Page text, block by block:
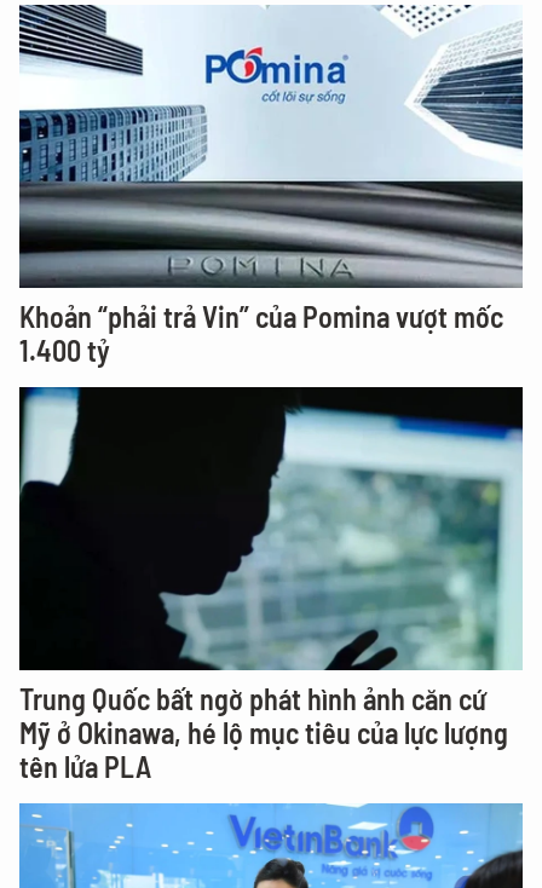
Khoản “phải trả Vin” của Pomina vượt mốc
1.400 tỷ
Trung Quốc bất ngờ phát hình ảnh căn cứ
Mỹ ở Okinawa, hé lộ mục tiêu của lực lượng
tên lửa PLA